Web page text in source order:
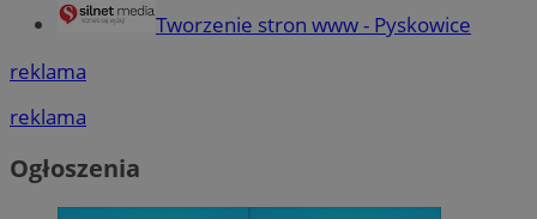
Tworzenie stron www - Pyskowice
reklama
reklama
Ogłoszenia